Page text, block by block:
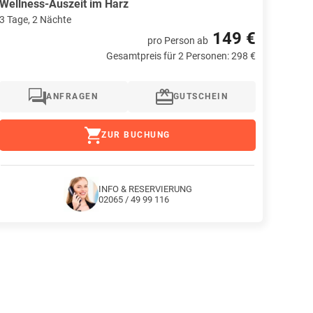
Wellness-Auszeit im Harz
3 Tage, 2 Nächte
pro Person ab 149 €
Gesamtpreis für 2 Personen: 298 €
ANFRAGEN GUTSCHEIN
ZUR BUCHUNG
INFO & RESERVIERUNG
02065 / 49 99 116